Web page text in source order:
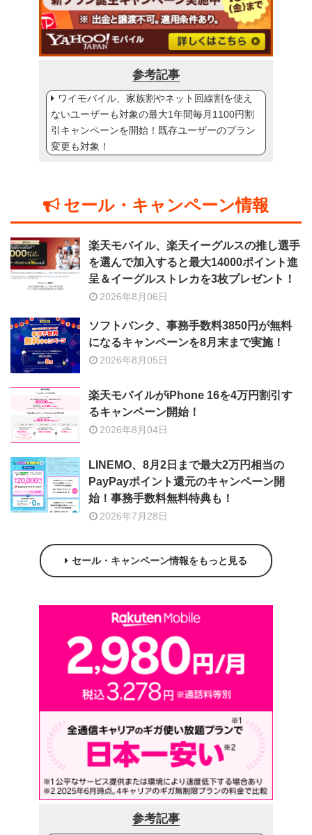
参考記事
ワイモバイル、家族割やネット回線割を使え
ないユーザーも対象の最大1年間毎月1100円割
引キャンペーンを開始！既存ユーザーのプラン
変更も対象！
セール・キャンペーン情報
楽天モバイル、楽天イーグルスの推し選手
を選んで加入すると最大14000ポイント進
呈＆イーグルストレカを3枚プレゼント！
2026年8月06日
ソフトバンク、事務手数料3850円が無料
になるキャンペーンを8月末まで実施！
2026年8月05日
楽天モバイルがiPhone 16を4万円割引す
るキャンペーン開始！
2026年8月04日
LINEMO、8月2日まで最大2万円相当の
PayPayポイント還元のキャンペーン開
始！事務手数料無料特典も！
2026年7月28日
セール・キャンペーン情報をもっと見る
参考記事